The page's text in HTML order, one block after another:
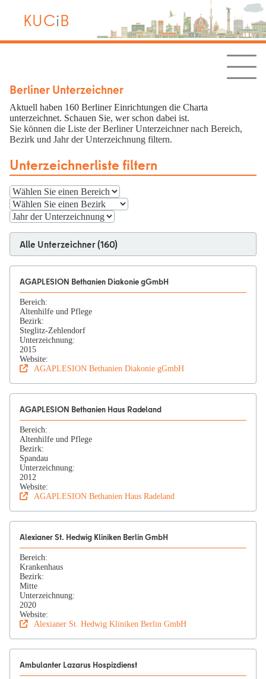
KUCiB
Berliner Unterzeichner
Aktuell haben 160 Berliner Einrichtungen die Charta
unterzeichnet. Schauen Sie, wer schon dabei ist.
Sie können die Liste der Berliner Unterzeichner nach Bereich,
Bezirk und Jahr der Unterzeichnung filtern.
Unterzeichnerliste filtern
Alle Unterzeichner (160)
AGAPLESION Bethanien Diakonie gGmbH
Bereich:
Altenhilfe und Pflege
Bezirk:
Steglitz-Zehlendorf
Unterzeichnung:
2015
Website:
AGAPLESION Bethanien Diakonie gGmbH
AGAPLESION Bethanien Haus Radeland
Bereich:
Altenhilfe und Pflege
Bezirk:
Spandau
Unterzeichnung:
2012
Website:
AGAPLESION Bethanien Haus Radeland
Alexianer St. Hedwig Kliniken Berlin GmbH
Bereich:
Krankenhaus
Bezirk:
Mitte
Unterzeichnung:
2020
Website:
Alexianer St. Hedwig Kliniken Berlin GmbH
Ambulanter Lazarus Hospizdienst